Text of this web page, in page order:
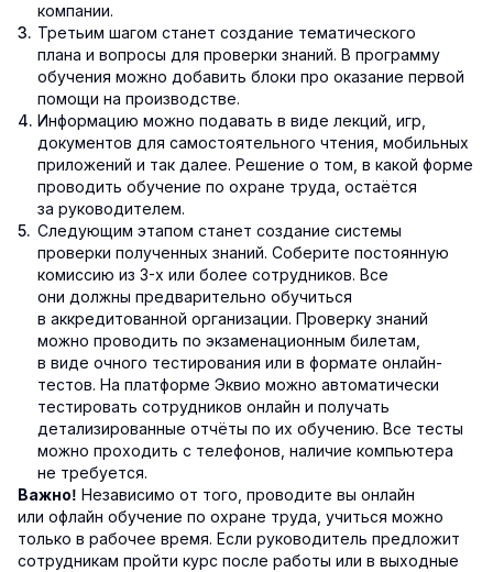
компании.
Третьим шагом станет создание тематического
плана и вопросы для проверки знаний. В программу
обучения можно добавить блоки про оказание первой
помощи на производстве.
Информацию можно подавать в виде лекций, игр,
документов для самостоятельного чтения, мобильных
приложений и так далее. Решение о том, в какой форме
проводить обучение по охране труда, остаётся
за руководителем.
Следующим этапом станет создание системы
проверки полученных знаний. Соберите постоянную
комиссию из 3-х или более сотрудников. Все
они должны предварительно обучиться
в аккредитованной организации. Проверку знаний
можно проводить по экзаменационным билетам,
в виде очного тестирования или в формате онлайн-
тестов. На платформе Эквио можно автоматически
тестировать сотрудников онлайн и получать
детализированные отчёты по их обучению. Все тесты
можно проходить с телефонов, наличие компьютера
не требуется.
Важно! Независимо от того, проводите вы онлайн
или офлайн обучение по охране труда, учиться можно
только в рабочее время. Если руководитель предложит
сотрудникам пройти курс после работы или в выходные